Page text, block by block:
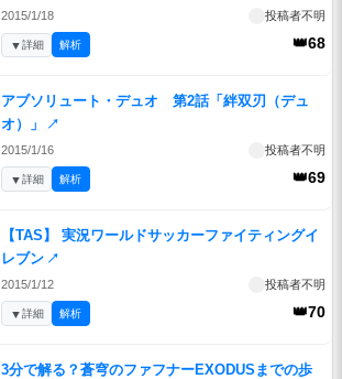
2015/1/18 投稿者不明
👑68
▼詳細 解析
アブソリュート・デュオ 第2話「絆双刃（デュ
オ）」
↗
2015/1/16 投稿者不明
👑69
▼詳細 解析
【TAS】 実況ワールドサッカーファイティングイ
レブン ↗
2015/1/12 投稿者不明
👑70
▼詳細 解析
3分で解る？蒼穹のファフナーEXODUSまでの歩